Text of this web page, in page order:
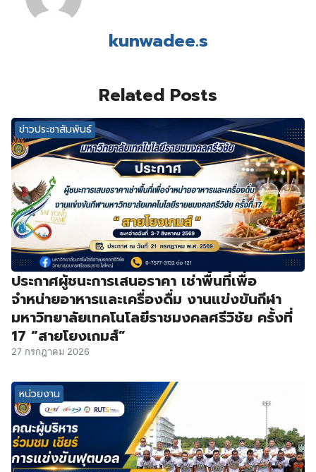
kunwadee.s
Related Posts
ข่าวประชาสัมพันธ์
ประกาศผู้ชนะการเสนอราคา เช่าพื้นที่เพื่อ
จำหน่ายอาหารและเครื่องดื่ม งานแข่งขันกีฬา
มหาวิทยาลัยเทคโนโลยีราชมงคลศรีวิชัย ครั้งที่
17 “สายโยงเกมส์”
27 กรกฎาคม 2026
หน่วยงาน